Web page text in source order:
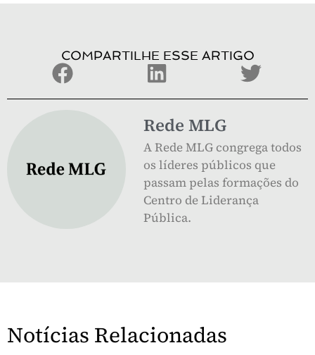
COMPARTILHE ESSE ARTIGO
Rede MLG
A Rede MLG congrega todos
os líderes públicos que
passam pelas formações do
Centro de Liderança
Pública.
Notícias Relacionadas